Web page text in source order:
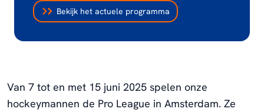
Bekijk het actuele programma
Van 7 tot en met 15 juni 2025 spelen onze
hockeymannen de Pro League in Amsterdam. Ze